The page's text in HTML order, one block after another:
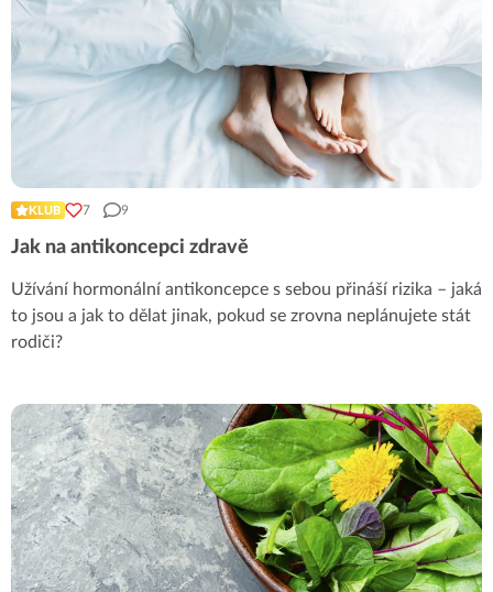
KLUB 7 9
Jak na antikoncepci zdravě
Užívání hormonální antikoncepce s sebou přináší rizika – jaká
to jsou a jak to dělat jinak, pokud se zrovna neplánujete stát
rodiči?